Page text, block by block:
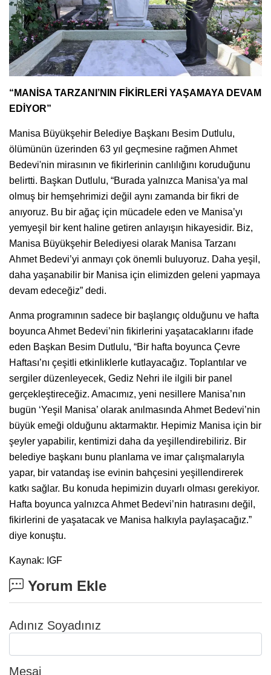
“MANİSA TARZANI’NIN FİKİRLERİ YAŞAMAYA DEVAM
EDİYOR”
Manisa Büyükşehir Belediye Başkanı Besim Dutlulu,
ölümünün üzerinden 63 yıl geçmesine rağmen Ahmet
Bedevi'nin mirasının ve fikirlerinin canlılığını koruduğunu
belirtti. Başkan Dutlulu, “Burada yalnızca Manisa’ya mal
olmuş bir hemşehrimizi değil aynı zamanda bir fikri de
anıyoruz. Bu bir ağaç için mücadele eden ve Manisa’yı
yemyeşil bir kent haline getiren anlayışın hikayesidir. Biz,
Manisa Büyükşehir Belediyesi olarak Manisa Tarzanı
Ahmet Bedevi’yi anmayı çok önemli buluyoruz. Daha yeşil,
daha yaşanabilir bir Manisa için elimizden geleni yapmaya
devam edeceğiz” dedi.
Anma programının sadece bir başlangıç olduğunu ve hafta
boyunca Ahmet Bedevi’nin fikirlerini yaşatacaklarını ifade
eden Başkan Besim Dutlulu, “Bir hafta boyunca Çevre
Haftası’nı çeşitli etkinliklerle kutlayacağız. Toplantılar ve
sergiler düzenleyecek, Gediz Nehri ile ilgili bir panel
gerçekleştireceğiz. Amacımız, yeni nesillere Manisa’nın
bugün ‘Yeşil Manisa’ olarak anılmasında Ahmet Bedevi’nin
büyük emeği olduğunu aktarmaktır. Hepimiz Manisa için bir
şeyler yapabilir, kentimizi daha da yeşillendirebiliriz. Bir
belediye başkanı bunu planlama ve imar çalışmalarıyla
yapar, bir vatandaş ise evinin bahçesini yeşillendirerek
katkı sağlar. Bu konuda hepimizin duyarlı olması gerekiyor.
Hafta boyunca yalnızca Ahmet Bedevi’nin hatırasını değil,
fikirlerini de yaşatacak ve Manisa halkıyla paylaşacağız.”
diye konuştu.
Kaynak: IGF
Yorum Ekle
Adınız Soyadınız
Mesaj